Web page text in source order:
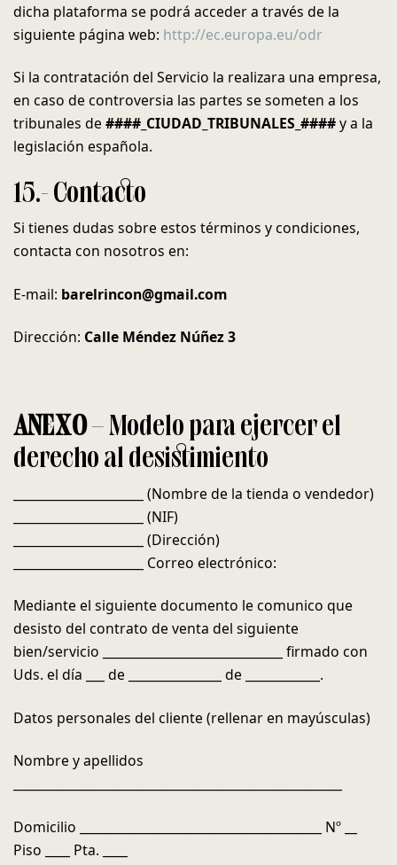
dicha plataforma se podrá acceder a través de la
siguiente página web: http://ec.europa.eu/odr
Si la contratación del Servicio la realizara una empresa,
en caso de controversia las partes se someten a los
tribunales de ####_CIUDAD_TRIBUNALES_####y a la
legislación española.
15.- Contacto
Si tienes dudas sobre estos términos y condiciones,
contacta con nosotros en:
E-mail: barelrincon@gmail.com
Dirección: Calle Méndez Núñez 3
ANEXO– Modelo para ejercer el
derecho al desistimiento
_____________________ (Nombre de la tienda o vendedor)
_____________________ (NIF)
_____________________ (Dirección)
_____________________ Correo electrónico:
Mediante el siguiente documento le comunico que
desisto del contrato de venta del siguiente
bien/servicio _____________________________ firmado con
Uds. el día ___ de _______________ de ____________.
Datos personales del cliente (rellenar en mayúsculas)
Nombre y apellidos
Domicilio _______________________________________ Nº __
Piso ____ Pta. ____